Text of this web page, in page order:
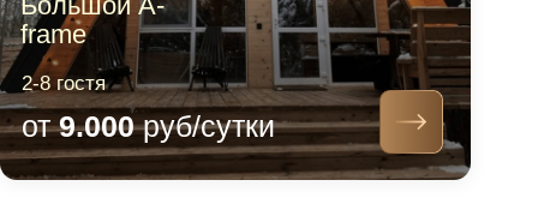
сайтов
* Скидки и акции не суммируются